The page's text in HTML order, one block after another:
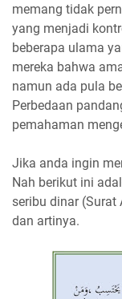
memang tidak
yang menjadi
beberapa ulama
mereka bahwa
namun ada pula
Perbedaan
pemahaman
Jika anda ingin
Nah berikut ini
seribu dinar (Surat
dan artinya.